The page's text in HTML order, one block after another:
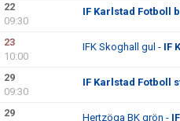
22
09:30
IF Karlstad Fotboll
23
10:00
IFK Skoghall gul - IF
29
09:30
IF Karlstad Fotboll
29 Hertzöga BK grön -